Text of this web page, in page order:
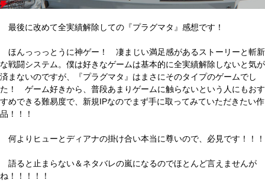
最後に改めて全実績解除しての『プラグマタ』感想です！
ほんっっっとうに神ゲー！ 凄まじい満足感があるストーリーと斬新
な戦闘システム。僕は好きなゲームは基本的に全実績解除しないと気が
済まないのですが、『プラグマタ』はまさにそのタイプのゲームでし
た！ ゲーム好きから、普段あまりゲームに触らないという人にもおす
すめできる難易度で、新規IPなのでまず手に取ってみていただきたい作
品！！！
何よりヒューとディアナの掛け合い本当に尊いので、必見です！！！
語ると止まらない＆ネタバレの嵐になるのでほとんど言えませんが
ね！！！！！